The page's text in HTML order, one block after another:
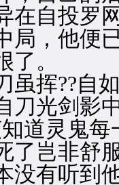
在自投罗
局，他便
。
挥??自如
刀光剑影
道灵鬼
了岂非舒
有听到他